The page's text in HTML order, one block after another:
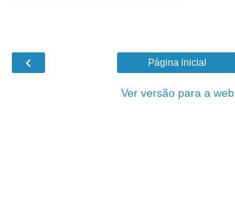
‹ Página inicial
Ver versão para a web